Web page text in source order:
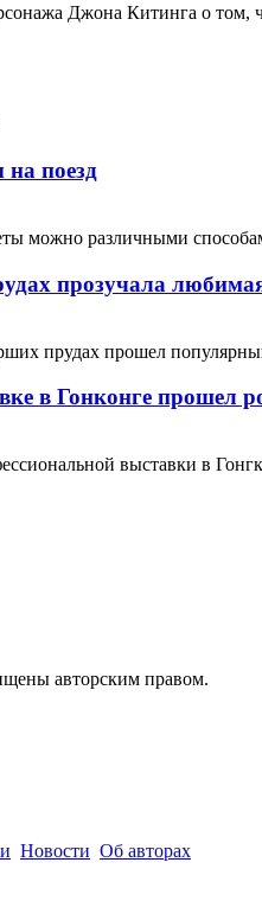
Джона Китинга о том,
поезд
можно различными
прозучала
прудах прошел
в Гонконге прошел
выставки в
авторским правом.
Новости Об авторах